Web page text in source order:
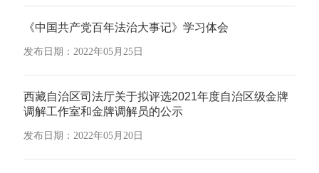
《中国共产党百年法治大事记》学习体会
发布日期：2022年05月25日
西藏自治区司法厅关于拟评选2021年度自治区级金牌
调解工作室和金牌调解员的公示
发布日期：2022年05月20日